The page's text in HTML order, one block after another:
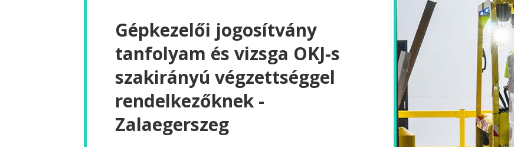
Gépkezelői jogosítvány
tanfolyam és vizsga OKJ-s
szakirányú végzettséggel
rendelkezőknek -
Zalaegerszeg